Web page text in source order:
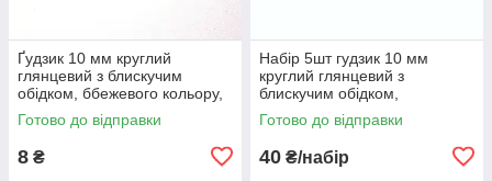
Ґудзик 10 мм круглий
глянцевий з блискучим
обідком, ббежевого кольору,
прошивний
Готово до відправки
8 ₴
Набір 5шт гудзик 10 мм
круглий глянцевий з
блискучим обідком,
блакитного кольору,
прошивний
Готово до відправки
40 ₴/набір